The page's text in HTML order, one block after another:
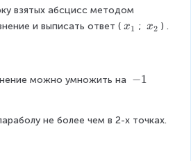
{
1
2
взятых абсцисс методом
и выписать ответ ( x
}
x1 ; x
x2 ) .
можно умножить на -
−1
не более чем в 2-х точках.